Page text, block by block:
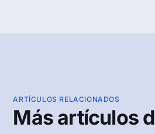
ARTÍCULOS RELACIONADOS
Más artículos